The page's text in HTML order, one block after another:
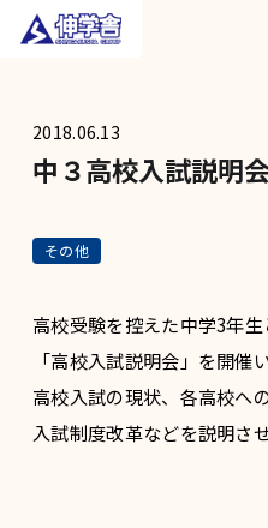
2018.06.13
中３高校入試説
その他
高校受験を控えた中学3年生
「高校入試説明会」を開催
高校入試の現状、各高校へ
入試制度改革などを説明さ